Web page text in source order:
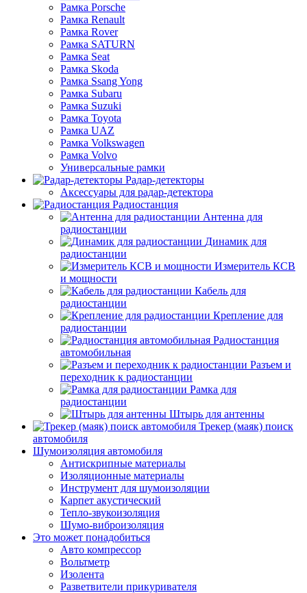
Рамка Porsche
Рамка Renault
Рамка Rover
Рамка SATURN
Рамка Seat
Рамка Skoda
Рамка Ssang Yong
Рамка Subaru
Рамка Suzuki
Рамка Toyota
Рамка UAZ
Рамка Volkswagen
Рамка Volvo
Универсальные рамки
Радар-детекторы
Аксессуары для радар-детектора
Радиостанция
Антенна для
радиостанции
Динамик для
радиостанции
Измеритель КСВ
и мощности
Кабель для
радиостанции
Крепление для
радиостанции
Радиостанция
автомобильная
Разъем и
переходник к радиостанции
Рамка для
радиостанции
Штырь для антенны
Трекер (маяк) поиск
автомобиля
Шумоизоляция автомобиля
Антискрипные материалы
Изоляционные материалы
Инструмент для шумоизоляции
Карпет акустический
Тепло-звукоизоляция
Шумо-виброизоляция
Это может понадобиться
Авто компрессор
Вольтметр
Изолента
Разветвители прикуривателя